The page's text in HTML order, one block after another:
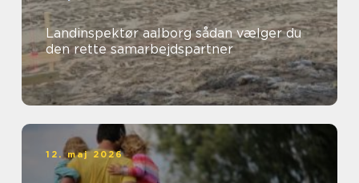
Landinspektør aalborg sådan vælger du
den rette samarbejdspartner
12. maj 2026